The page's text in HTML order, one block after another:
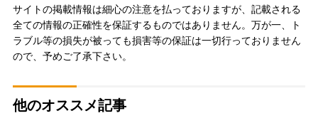
サイトの掲載情報は細心の注意を払っておりますが、記載される
全ての情報の正確性を保証するものではありません。万が一、ト
ラブル等の損失が被っても損害等の保証は一切行っておりません
ので、予めご了承下さい。
他のオススメ記事